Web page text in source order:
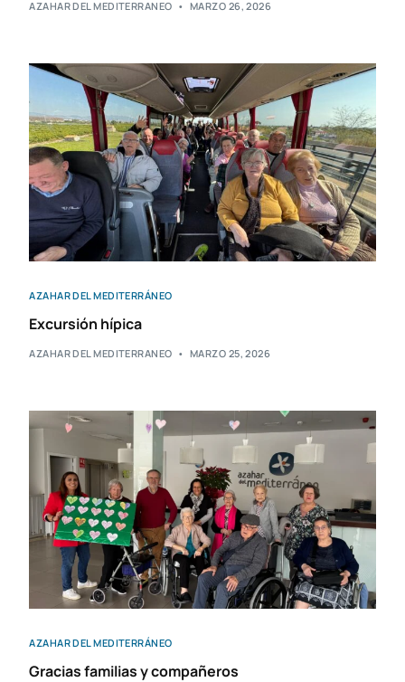
AZAHAR DEL MEDITERRANEO MARZO 26, 2026
AZAHAR DEL MEDITERRÁNEO
Excursión hípica
AZAHAR DEL MEDITERRANEO MARZO 25, 2026
AZAHAR DEL MEDITERRÁNEO
Gracias familias y compañeros